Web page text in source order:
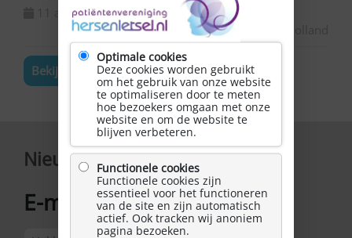
11 augustus 2026
Bekijk de volledige agenda
Nieuwsbrief
E-mailadres*
Optimale cookies
Deze cookies worden gebruikt
om het gebruik van onze website
te optimaliseren door te meten
hoe bezoekers omgaan met onze
website en om de website te
blijven verbeteren.
Functionele cookies
Functionele cookies zijn
essentieel voor het functioneren
van de site en zijn automatisch
actief. Ook tracken wij anoniem
pagina bezoeken.